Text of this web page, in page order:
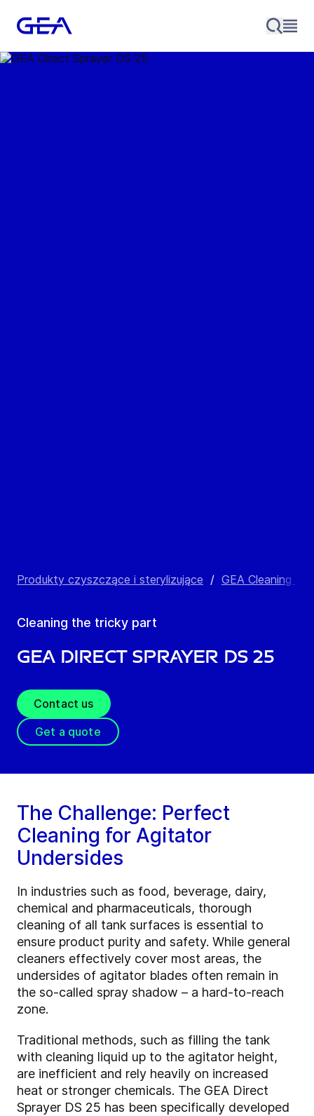
Produkty czyszczące i sterylizujące / GEA Cleaning
Cleaning the tricky part
GEA Direct Sprayer DS 25
Contact us
Get a quote
The Challenge: Perfect
Cleaning for Agitator
Undersides
In industries such as food, beverage, dairy,
chemical and pharmaceuticals, thorough
cleaning of all tank surfaces is essential to
ensure product purity and safety. While general
cleaners effectively cover most areas, the
undersides of agitator blades often remain in
the so-called spray shadow – a hard-to-reach
zone.
Traditional methods, such as filling the tank
with cleaning liquid up to the agitator height,
are inefficient and rely heavily on increased
heat or stronger chemicals. The GEA Direct
Sprayer DS 25 has been specifically developed